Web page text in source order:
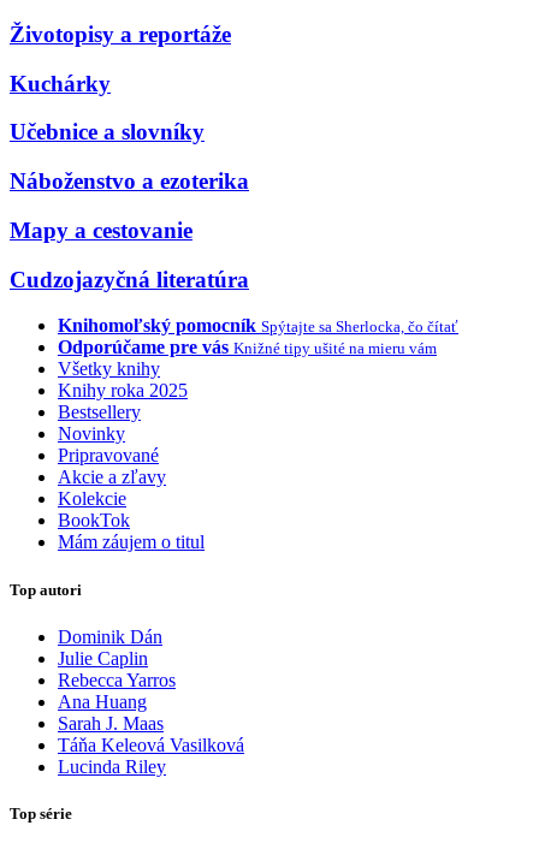
Životopisy a reportáže
Kuchárky
Učebnice a slovníky
Náboženstvo a ezoterika
Mapy a cestovanie
Cudzojazyčná literatúra
Knihomoľský pomocník Spýtajte sa Sherlocka, čo čítať
Odporúčame pre vás Knižné tipy ušité na mieru vám
Všetky knihy
Knihy roka 2025
Bestsellery
Novinky
Pripravované
Akcie a zľavy
Kolekcie
BookTok
Mám záujem o titul
Top autori
Dominik Dán
Julie Caplin
Rebecca Yarros
Ana Huang
Sarah J. Maas
Táňa Keleová Vasilková
Lucinda Riley
Top série